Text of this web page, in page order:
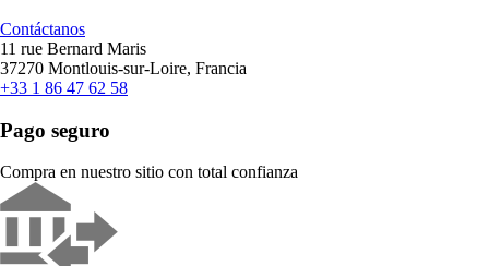
Contáctanos
11 rue Bernard Maris
37270 Montlouis-sur-Loire, Francia
+33 1 86 47 62 58
Pago seguro
Compra en nuestro sitio con total confianza